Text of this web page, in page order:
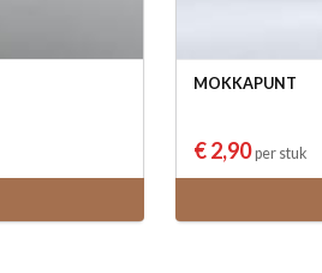
MOKKAPUNT
€ 2,90per stuk